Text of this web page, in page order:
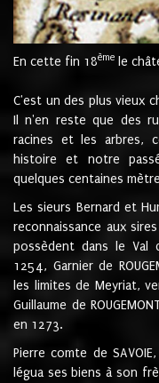
En cette fin 18ème le
C'est un des plus vieux
Il n'en reste que des
racines et les arbres,
histoire et notre
quelques centaines
Les sieurs Bernard et
reconnaissance aux
possèdent dans le Val
1254, Garnier de
les limites de Meyriat,
Guillaume de
en 1273.
Pierre comte de
légua ses biens à son